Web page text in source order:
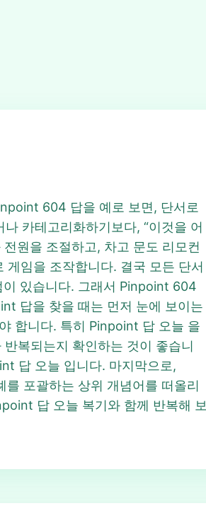
604 답을 예로 보면, 단서로
카테고리화하기보다, “이것을 어
원을 조절하고, 차고 문도 리모컨
임을 조작합니다. 결국 모든 단서
이 있습니다. 그래서 Pinpoint 604
답을 찾을 때는 먼저 눈에 보이는
합니다. 특히 Pinpoint 답 오늘 을
복되는지 확인하는 것이 좋습니
답 오늘 입니다. 마지막으로,
포괄하는 상위 개념어를 떠올리
답 오늘 복기와 함께 반복해 보